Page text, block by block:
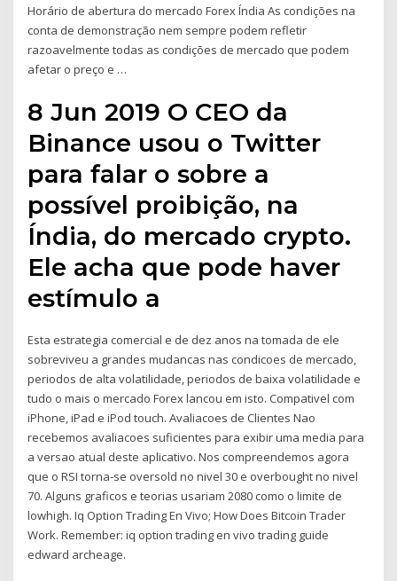
Horário de abertura do mercado Forex Índia As condições na
conta de demonstração nem sempre podem refletir
razoavelmente todas as condições de mercado que podem
afetar o preço e …
8 Jun 2019 O CEO da
Binance usou o Twitter
para falar o sobre a
possível proibição, na
Índia, do mercado crypto.
Ele acha que pode haver
estímulo a
Esta estrategia comercial e de dez anos na tomada de ele
sobreviveu a grandes mudancas nas condicoes de mercado,
periodos de alta volatilidade, periodos de baixa volatilidade e
tudo o mais o mercado Forex lancou em isto. Compativel com
iPhone, iPad e iPod touch. Avaliacoes de Clientes Nao
recebemos avaliacoes suficientes para exibir uma media para
a versao atual deste aplicativo. Nos compreendemos agora
que o RSI torna-se oversold no nivel 30 e overbought no nivel
70. Alguns graficos e teorias usariam 2080 como o limite de
lowhigh. Iq Option Trading En Vivo; How Does Bitcoin Trader
Work. Remember: iq option trading en vivo trading guide
edward archeage.